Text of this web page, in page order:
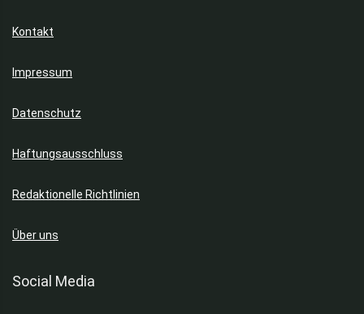
Kontakt
Impressum
Datenschutz
Haftungsausschluss
Redaktionelle Richtlinien
Über uns
Social Media